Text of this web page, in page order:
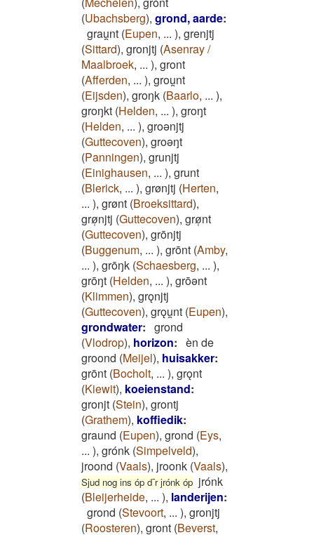
(Ubachsberg), grond, aarde:
grau̯nt (Eupen, ... ), grenjtj
(Sittard), gronjtj (Asenray /
Maalbroek, ... ), gront
(Afferden, ... ), grou̯nt
(Eijsden), groŋk (Baarlo, ... ),
groŋkt (Helden, ... ), groŋt
(Helden, ... ), groǝnjtj
(Guttecoven), groǝŋt
(Panningen), grunjtj
(Einighausen, ... ), grunt
(Blerick, ... ), grønjtj (Herten,
... ), grønt (Broeksittard),
grø̜njtj (Guttecoven), grø̜nt
(Guttecoven), grōnjtj
(Buggenum, ... ), grōnt (Amby,
... ), grōŋk (Schaesberg, ... ),
grōŋt (Helden, ... ), grōǝnt
(Klimmen), grǫnjtj
(Guttecoven), grǫu̯nt (Eupen),
grondwater: grond
(Vlodrop), horizon: èn de
groond (Meijel), huisakker:
grōnt (Bocholt, ... ), grǫnt
(Kiewit), koeienstand:
gronjt (Stein), grontj
(Grathem), koffiedik:
graund (Eupen), grond (Eys,
... ), grónk (Simpelveld),
jroond (Vaals), jroonk (Vaals),
Sjud nog ins óp d¯r jrónk óp jrónk
(Bleijerheide, ... ), landerijen:
grond (Stevoort, ... ), gronjtj
(Roosteren), gront (Beverst,